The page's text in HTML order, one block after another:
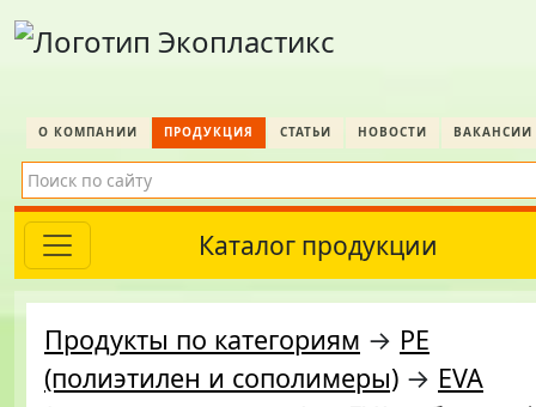
О КОМПАНИИ ПРОДУКЦИЯ СТАТЬИ НОВОСТИ ВАКАНСИИ
Каталог продукции
Продукты по категориям → PE
(полиэтилен и сополимеры) → EVA